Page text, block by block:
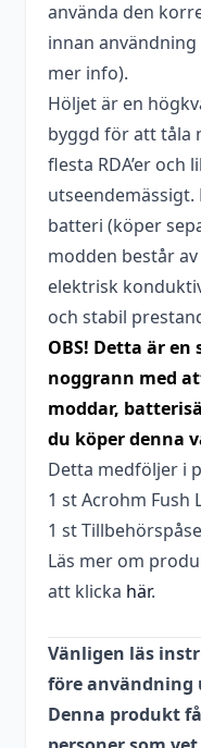
använda den
innan
mer info).
Höljet är en
byggd för att tåla
flesta RDA’er
utseendemässigt.
batteri (köper
modden består
elektrisk
och stabil
OBS! Detta är
noggrann med
moddar,
du köper denna
Detta medföljer i
1 st Acrohm Fush
1 st Tillbehörspåse
Läs mer om
att klicka här.
Vänligen läs
före användning
Denna produkt
Typ
Utbytbara
batterier
Egenskaper